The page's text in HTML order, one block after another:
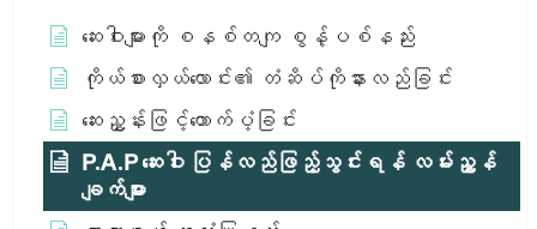
ဆေးဝါးများကို စနစ်တကျ စွန့်ပစ်နည်း
ကိုယ်စားလှယ်လောင်း၏ တံဆိပ်ကိုနားလည်ခြင်း
ဆေးညွှန်းဖြင့်ထောက်ပံ့ခြင်း
P.A.P ဆေးဝါး ပြန်လည်ဖြည့်သွင်းရန် လမ်းညွှန်
ချက်များ